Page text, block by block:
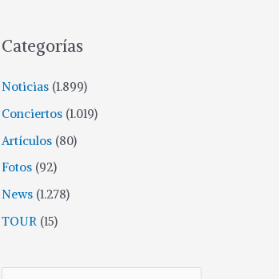
Categorías
Noticias (1.899)
Conciertos (1.019)
Artículos (80)
Fotos (92)
News (1.278)
TOUR (15)